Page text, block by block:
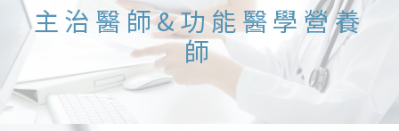
主治醫師&功能醫學營養
師